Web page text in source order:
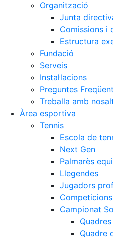
Organització
Junta
Comissions i
Estructura
Fundació
Serveis
Instal·lacions
Preguntes
Treballa amb
Àrea esportiva
Tennis
Escola de
Next Gen
Palmarès
Llegendes
Jugadors
Competicions
Campionat
Quadre